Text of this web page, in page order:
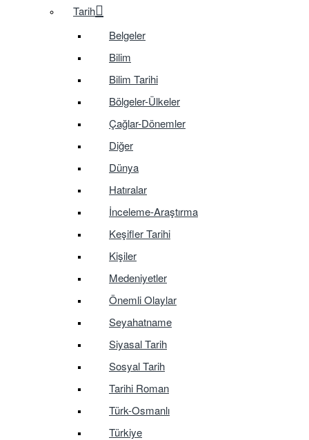
Tarih
Belgeler
Bilim
Bilim Tarihi
Bölgeler-Ülkeler
Çağlar-Dönemler
Diğer
Dünya
Hatıralar
İnceleme-Araştırma
Keşifler Tarihi
Kişiler
Medeniyetler
Önemli Olaylar
Seyahatname
Siyasal Tarih
Sosyal Tarih
Tarihi Roman
Türk-Osmanlı
Türkiye